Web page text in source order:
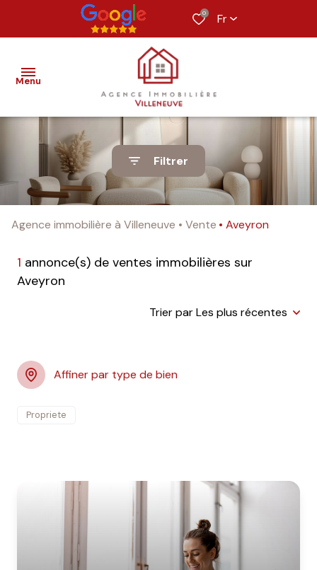
0 Fr
Menu
estimation
alerte
mail
Filtrer
Agence immobilière à Villeneuve Vente Aveyron
1 annonce(s) de ventes immobilières sur
Aveyron
Trier par Les plus récentes
Affiner par type de bien
Propriete